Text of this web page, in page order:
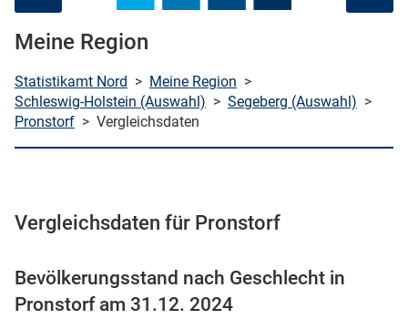
Meine Region
Statistikamt Nord > Meine Region >
Schleswig-Holstein (Auswahl) > Segeberg (Auswahl) >
Pronstorf > Vergleichsdaten
Vergleichsdaten für Pronstorf
Bevölkerungsstand nach Geschlecht in
Pronstorf am 31.12. 2024